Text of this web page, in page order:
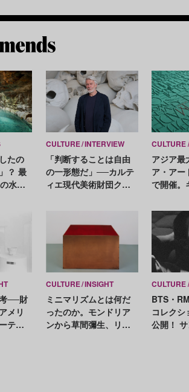
たの
？ 最
水不
CULTURE INTERVIEW
「判断することは自由
の一形態だ」──カルテ
ィエ現代美術財団クリ
CULTURE
アジア最
ア・アー
で開催。
参加
──財
メリ
ティ
CULTURE INSIGHT
ミニマリズムとは何だ
ったのか。モンドリア
ンから草間彌生、リヒ
CULTURE
BTS・
コレクシ
公開！